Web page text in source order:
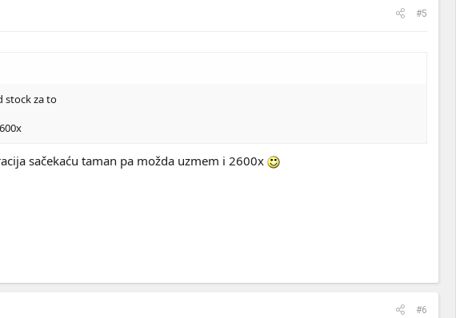
#5
stock za to
sačekaću taman pa možda uzmem i 2600x
#6